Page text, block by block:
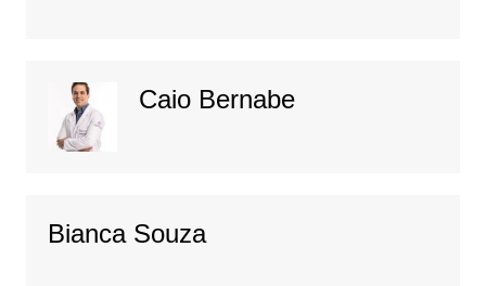
Caio Bernabe
Bianca Souza